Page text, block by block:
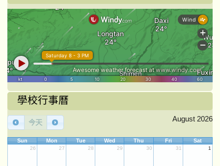
學校行事曆
今天 August 2026
Sun Mon Tue Wed Thu Fri Sat
26 27 28 29 30 31 1